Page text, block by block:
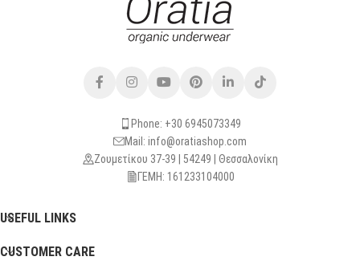
Phone: +30 6945073349
Mail: info@oratiashop.com
Ζουμετίκου 37-39 | 54249 | Θεσσαλονίκη
ΓΕΜΗ: 161233104000
USEFUL LINKS
CUSTOMER CARE